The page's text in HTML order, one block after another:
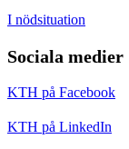
I nödsituation
Sociala medier
KTH på Facebook
KTH på LinkedIn